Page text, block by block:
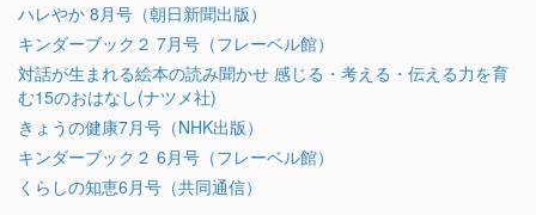
ハレやか 8月号（朝日新聞出版）
キンダーブック２ 7月号（フレーベル館）
対話が生まれる絵本の読み聞かせ 感じる・考える・伝える力を育
む15のおはなし(ナツメ社)
きょうの健康7月号（NHK出版）
キンダーブック２ 6月号（フレーベル館）
くらしの知恵6月号（共同通信）